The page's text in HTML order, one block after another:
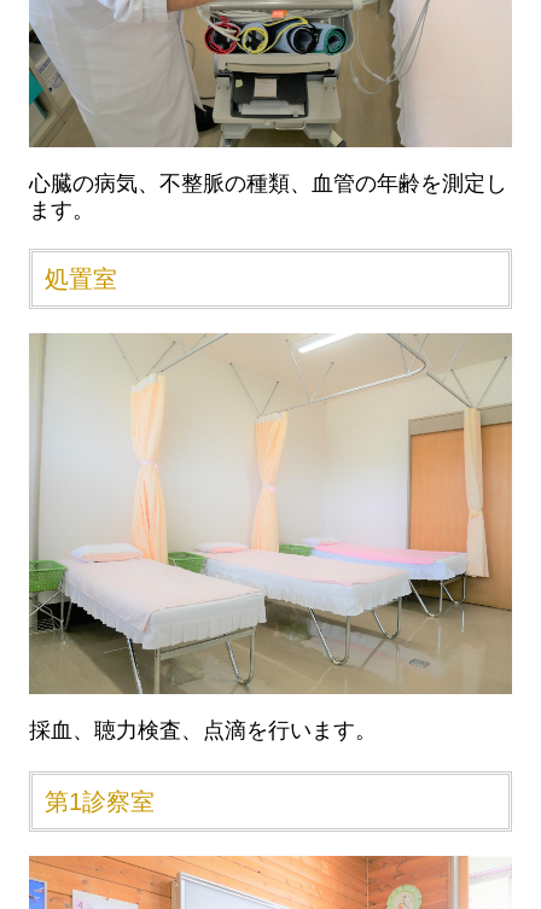
心臓の病気、不整脈の種類、血管の年齢を測定し
ます。
処置室
採血、聴力検査、点滴を行います。
第1診察室